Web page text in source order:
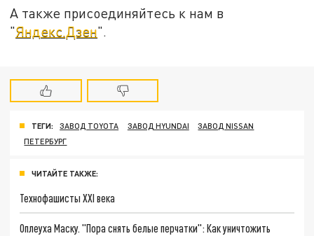
А также присоединяйтесь к нам в
"Яндекс.Дзен".
ТЕГИ: ЗАВОД TOYOTA ЗАВОД HYUNDAI
ЗАВОД NISSAN
ПЕТЕРБУРГ
ЧИТАЙТЕ ТАКЖЕ:
Технофашисты XXI века
Оплеуха Маску. "Пора снять белые перчатки": Как уничтожить